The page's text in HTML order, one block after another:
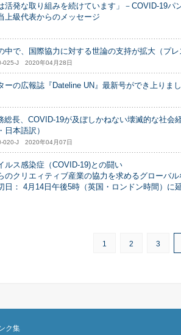
活発な取り組みを続けています」－COVID-19
上級代表からのメッセージ
中で、国際協力に対する世論の支持が拡大（プレ
025-J 2020年04月28日
ーの広報誌『Dateline UN』最新号ができ上りまし
総長、COVID-19が及ぼしかねない壊滅的な社会
日本語訳）
020-J 2020年04月07日
ルス感染症（COVID-19)との闘い
クリエィティブ産業の協力を求めるグローバ
4月14日午後5時（英国・ロンドン時間）に
1 2 3
ク集